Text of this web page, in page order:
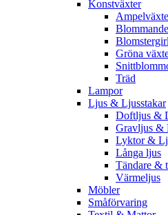
Konstväxter
Gröna
Träd
Lampor
Ljus & Ljusstakar
Doftljus &
Gravljus &
Lyktor &
Långa ljus
Tändare &
Värmeljus
Möbler
Småförvaring